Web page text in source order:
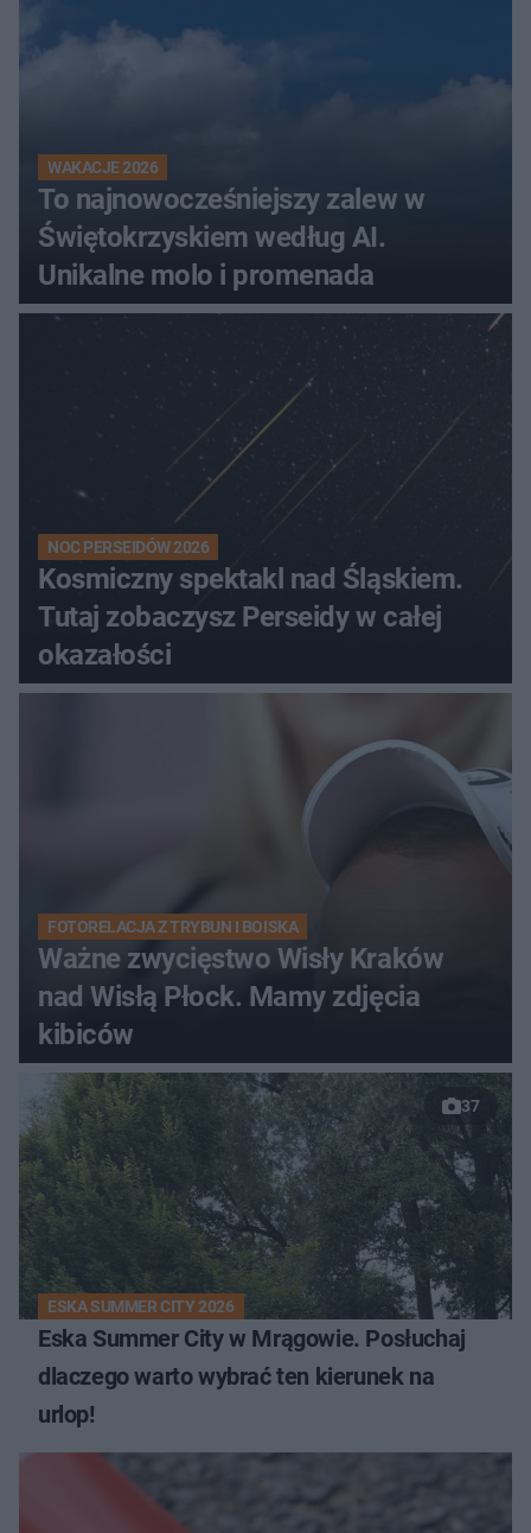
WAKACJE 2026
To najnowocześniejszy zalew w
Świętokrzyskiem według AI.
Unikalne molo i promenada
NOC PERSEIDÓW 2026
Kosmiczny spektakl nad Śląskiem.
Tutaj zobaczysz Perseidy w całej
okazałości
FOTORELACJA Z TRYBUN I BOISKA
Ważne zwycięstwo Wisły Kraków
nad Wisłą Płock. Mamy zdjęcia
kibiców
37
ESKA SUMMER CITY 2026
Eska Summer City w Mrągowie. Posłuchaj
dlaczego warto wybrać ten kierunek na
urlop!